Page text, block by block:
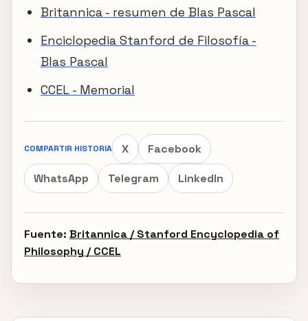
Britannica - resumen de Blas Pascal
Enciclopedia Stanford de Filosofía -
Blas Pascal
CCEL - Memorial
COMPARTIR HISTORIA X Facebook
WhatsApp Telegram LinkedIn
Fuente: Britannica / Stanford Encyclopedia of
Philosophy / CCEL